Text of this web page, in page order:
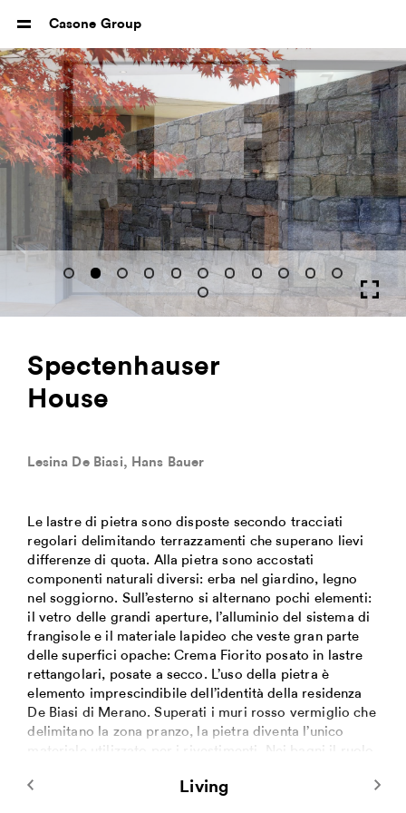
Casone Group
Spectenhauser
House
Lesina De Biasi, Hans Bauer
Le lastre di pietra sono disposte secondo tracciati
regolari delimitando terrazzamenti che superano lievi
differenze di quota. Alla pietra sono accostati
componenti naturali diversi: erba nel giardino, legno
nel soggiorno. Sull’esterno si alternano pochi elementi:
il vetro delle grandi aperture, l’alluminio del sistema di
frangisole e il materiale lapideo che veste gran parte
delle superfici opache: Crema Fiorito posato in lastre
rettangolari, posate a secco. L’uso della pietra è
elemento imprescindibile dell’identità della residenza
De Biasi di Merano. Superati i muri rosso vermiglio che
delimitano la zona pranzo, la pietra diventa l’unico
materiale utilizzato per i rivestimenti. Nei bagni il ruolo
pareti e arredi, la conformazione dell’ambiente con i
Living